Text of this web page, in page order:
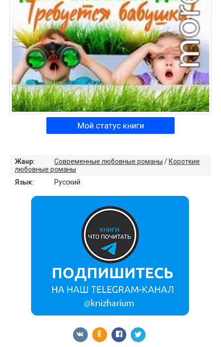
Мой статус книги
Жанр: Современные любовные романы /Короткие
любовные романы
Язык:
Русский